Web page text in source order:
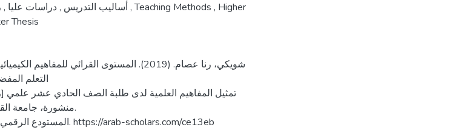
أساليب التدريس ,دراسات عليا , ,Teaching Methods , Higher
Thesis
شويكي، رنا عصام. (2019). المستوى القرائي للمفاهيم
التعلم
تمثيل المفاهيم العلمية لدى طلبة الصف الحادي عشر علمي
منشورة، جامعة
المستودع الرقمي لجامعة القدس. https://arab-scholars.com/ce13eb